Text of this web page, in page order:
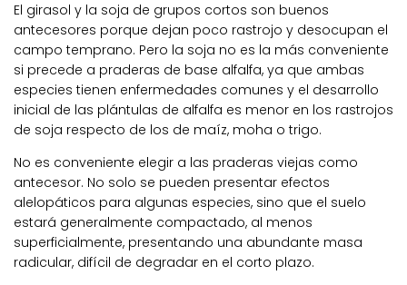
El girasol y la soja de grupos cortos son buenos
antecesores porque dejan poco rastrojo y desocupan el
campo temprano. Pero la soja no es la más conveniente
si precede a praderas de base alfalfa, ya que ambas
especies tienen enfermedades comunes y el desarrollo
inicial de las plántulas de alfalfa es menor en los rastrojos
de soja respecto de los de maíz, moha o trigo.
No es conveniente elegir a las praderas viejas como
antecesor. No solo se pueden presentar efectos
alelopáticos para algunas especies, sino que el suelo
estará generalmente compactado, al menos
superficialmente, presentando una abundante masa
radicular, difícil de degradar en el corto plazo.